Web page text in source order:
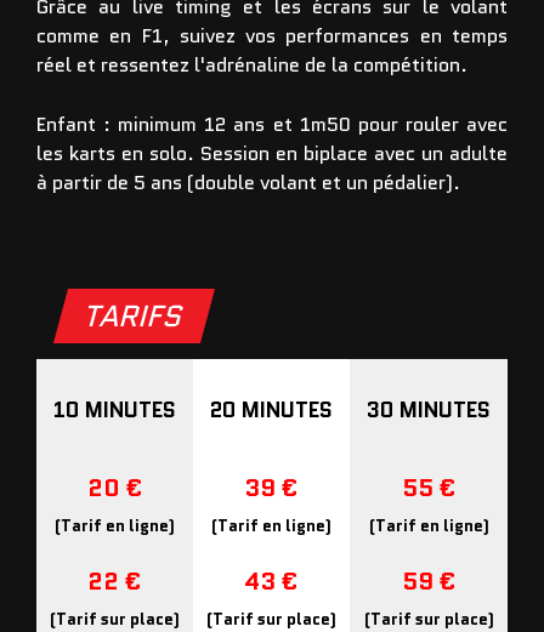
Grâce au live timing et les écrans sur le volant
comme en F1, suivez vos performances en temps
réel et ressentez l'adrénaline de la compétition.
Enfant : minimum 12 ans et 1m50 pour rouler avec
les karts en solo. Session en biplace avec un adulte
à partir de 5 ans (double volant et un pédalier).
TARIFS
10 MINUTES 20 MINUTES 30 MINUTES
20 €
(Tarif en ligne)
22 €
(Tarif sur place)
39 €
(Tarif en ligne)
43 €
(Tarif sur place)
55 €
(Tarif en ligne)
59 €
(Tarif sur place)